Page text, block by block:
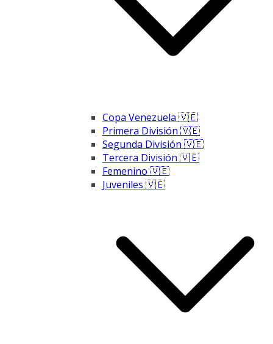
Copa Venezuela 🇻🇪
Primera División 🇻🇪
Segunda División 🇻🇪
Tercera División 🇻🇪
Femenino 🇻🇪
Juveniles 🇻🇪